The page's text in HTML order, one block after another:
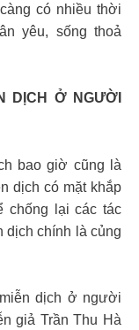
có nhiều thời
yêu, sống thoả
DỊCH Ở NGƯỜI
bao giờ cũng là
dịch có mặt khắp
chống lại các tác
dịch chính là củng
miễn dịch ở người
giả Trần Thu Hà